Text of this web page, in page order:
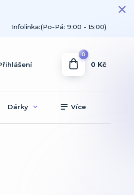
Infolinka:(Po-Pá: 9:00 - 15:00)
0
0 Kč
Dárky Více